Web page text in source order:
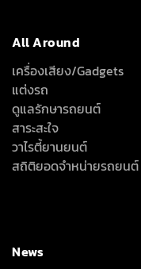
All Around
เครื่องเสียง/Gadgets
แต่งรถ
ดูแลรักษารถยนต์
สาระสะใจ
วาไรตี้ยานยนต์
สถิติยอดจำหน่ายรถยนต์
News